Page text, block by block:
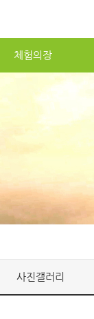
체험의장
사진갤러리